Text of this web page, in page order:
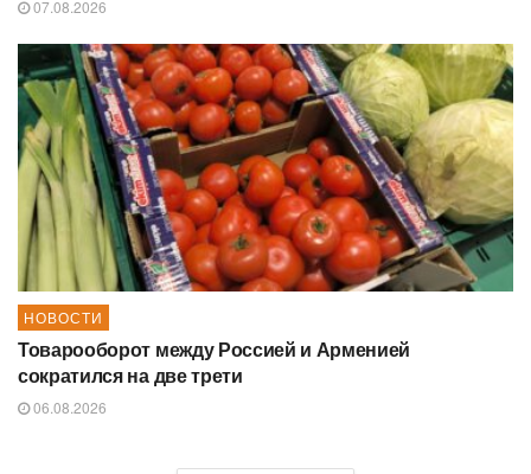
07.08.2026
НОВОСТИ
Товарооборот между Россией и Арменией
сократился на две трети
06.08.2026